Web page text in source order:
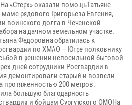
«Стерх» оказали помощьТатьяне
рядового Григорьева Евгения,
воинского долга в Чеченской
на дачном земельном участке.
Федоровна обратилась к
по ХМАО – Югре полковнику
в решении непосильной бытовой
дней сотрудники Росгвардии в
демонтировали старый и возвели
протяженностью 200 метров.
большую благодарность
и бойцам Сургутского ОМОНа